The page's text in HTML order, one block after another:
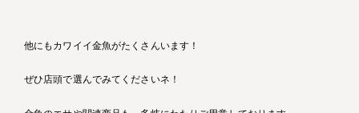
他にもカワイイ金魚がたくさんいます！
ぜひ店頭で選んでみてくださいネ！